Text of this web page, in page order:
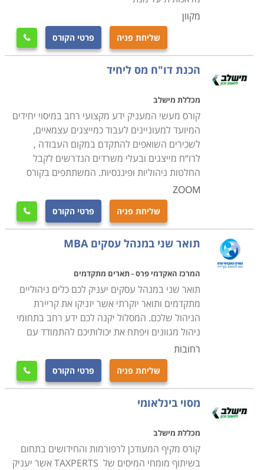
הן לתואר ראשון והן ללימודי תעודה באוניברסיטאות ומכללות
בתל אביב, ירושלים, חיפה, כפר סבא באר שבע, ואפילו
מקוון
שליחת פניה פרטי הקורס 
הכנת דו"ח מס ליחיד
מכללת מישלב
קורס מעשי המעניק ידע מקצועי רחב במיסוי יחידים
המיועד למעוניינים לעבוד כמייצגים עצמאיים,
לשכירים השואפים להתקדם במקום העבודה ,
לרו“ח מייצגים ובעלי משרדים הנדרשים לקבל
החלטות ניהוליות ופיננסיות. המשתתפים בקורס
ZOOM
שליחת פניה פרטי הקורס 
תואר שני במנהל עסקים MBA
המרכז האקדמי פרס - תארים מתקדמים
תואר שני במנהל עסקים יעניק לכם כלים ניהוליים
מתקדמים ותואר יוקרתי אשר יזניקו את קריירת
הניהול שלכם. המסלול יקנה לכם ידע רחב בתחומי
ניהול מגוונים ויפתח את יכולותיכם להתמודד עם
רחובות
שליחת פניה פרטי הקורס 
מסוי בינלאומי
מכללת מישלב
קורס מקיף המעודכן לרפורמות והחידושים בתחום
בשיתוף מומחי המיסים של TAXPERTS אשר יעניק